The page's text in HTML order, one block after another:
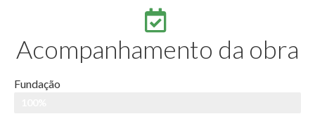
Acompanhamento da obra
Fundação